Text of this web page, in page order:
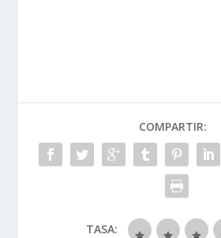
COMPARTIR:
TASA: